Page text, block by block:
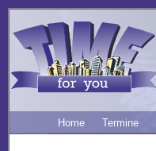
Home Termine